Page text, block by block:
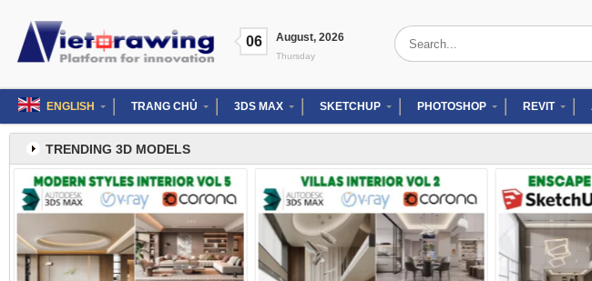
content
06 August, 2026
Thursday
Search
for:
ENGLISH TRANG CHỦ 3DS MAX SKETCHUP PHOTOSHOP REVIT
TRENDING 3D MODELS